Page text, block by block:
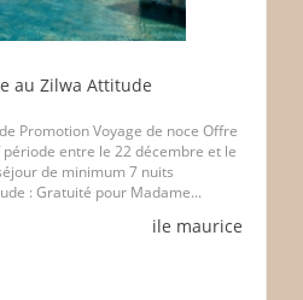
au Zilwa Attitude
Promotion Voyage de noce Offre
entre le 22 décembre et le
de minimum 7 nuits
: Gratuité pour Madame...
ile maurice